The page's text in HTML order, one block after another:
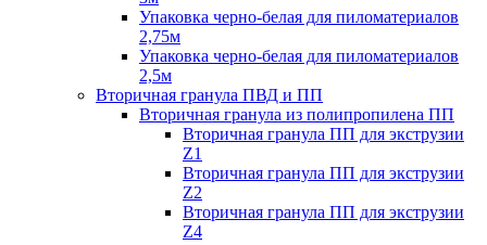
Упаковка черно-белая для пиломатериалов
2,75м
Упаковка черно-белая для пиломатериалов
2,5м
Вторичная гранула ПВД и ПП
Вторичная гранула из полипропилена ПП
Вторичная гранула ПП для экструзии
Z1
Вторичная гранула ПП для экструзии
Z2
Вторичная гранула ПП для экструзии
Z4